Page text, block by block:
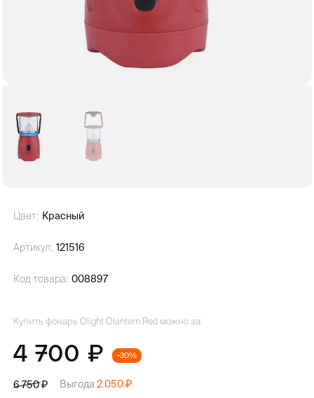
Цвет: Красный
Артикул: 121516
Код товара: 008897
Купить фонарь Olight Olantern Red можно за:
4 700 -30%
6 750 Выгода 2 050